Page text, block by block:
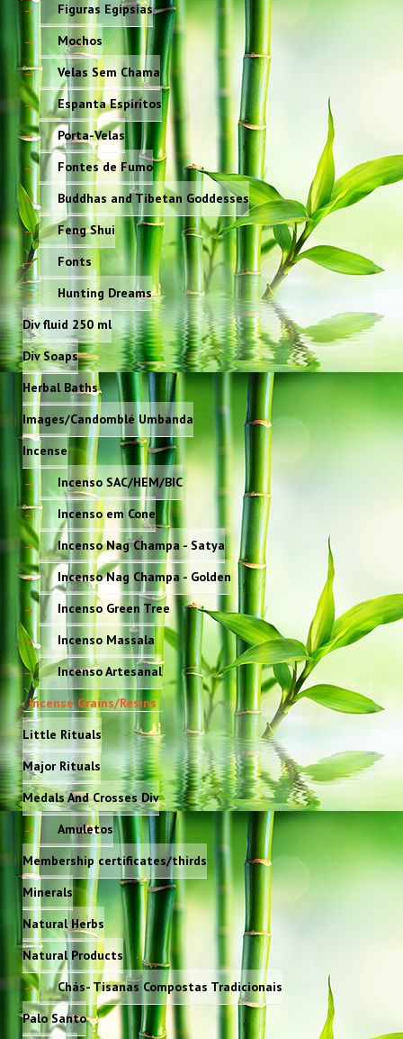
Figuras Egípsias
Mochos
Velas Sem Chama
Espanta Espiritos
Porta-Velas
Fontes de Fumo
Buddhas and Tibetan Goddesses
Feng Shui
Fonts
Hunting Dreams
Div fluid 250 ml
Div Soaps
Herbal Baths
Images/Candomblé Umbanda
Incense
Incenso SAC/HEM/BIC
Incenso em Cone
Incenso Nag Champa - Satya
Incenso Nag Champa - Golden
Incenso Green Tree
Incenso Massala
Incenso Artesanal
Incense Grains/Resins
Little Rituals
Major Rituals
Medals And Crosses Div
Amuletos
Membership certificates/thirds
Minerals
Natural Herbs
Natural Products
Chás- Tisanas Compostas Tradicionais
Palo Santo